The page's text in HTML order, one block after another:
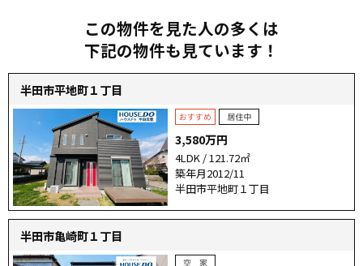
この物件を見た人の多くは
下記の物件も見ています！
半田市平地町１丁目
3,580万円
4LDK / 121.72㎡
築年月2012/11
半田市平地町１丁目
半田市亀崎町１丁目